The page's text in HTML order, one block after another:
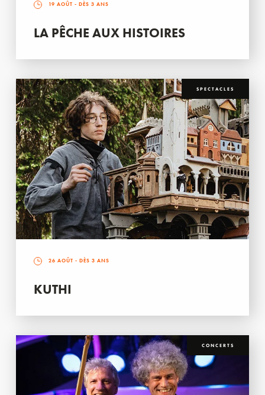
19 AOÛT - DÈS 3 ANS
LA PÊCHE AUX HISTOIRES
SPECTACLES
26 AOÛT - DÈS 3 ANS
KUTHI
CONCERTS